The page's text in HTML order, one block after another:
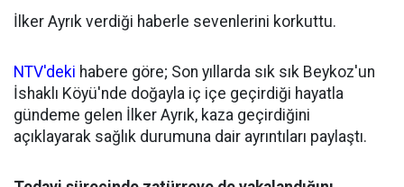
İlker Ayrık verdiği haberle sevenlerini korkuttu.
NTV'deki habere göre; Son yıllarda sık sık Beykoz'un
İshaklı Köyü'nde doğayla iç içe geçirdiği hayatla
gündeme gelen İlker Ayrık, kaza geçirdiğini
açıklayarak sağlık durumuna dair ayrıntıları paylaştı.